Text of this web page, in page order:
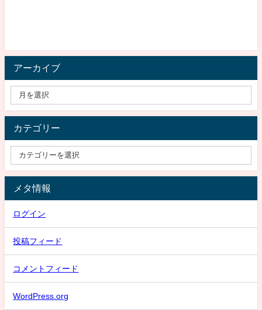
アーカイブ
カテゴリー
メタ情報
ログイン
投稿フィード
コメントフィード
WordPress.org